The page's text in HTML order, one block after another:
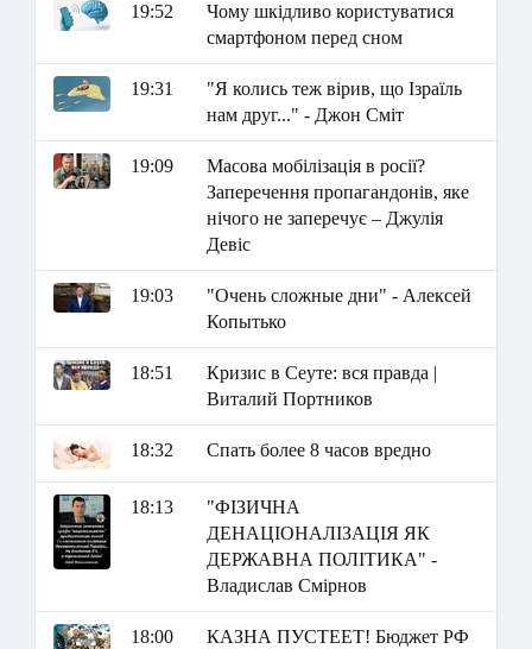
19:52
Чому шкідливо користуватися
смартфоном перед сном
19:31
"Я колись теж вірив, що Ізраїль
нам друг..." - Джон Сміт
19:09
Масова мобілізація в росії?
Заперечення пропагандонів, яке
нічого не заперечує – Джулія
Девіс
19:03
"Очень сложные дни" - Алексей
Копытько
18:51
Кризис в Сеуте: вся правда |
Виталий Портников
18:32 Спать более 8 часов вредно
18:13
"ФІЗИЧНА
ДЕНАЦІОНАЛІЗАЦІЯ ЯК
ДЕРЖАВНА ПОЛІТИКА" -
Владислав Смірнов
18:00
КАЗНА ПУСТЕЕТ! Бюджет РФ